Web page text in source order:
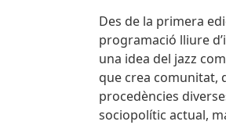
Des de la primera
programació lliure
una idea del jazz
que crea comunitat,
procedències
sociopolític actual,